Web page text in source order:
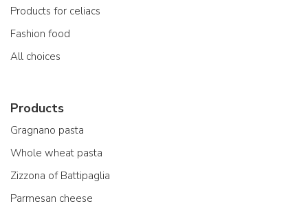
Products for celiacs
Fashion food
All choices
Products
Gragnano pasta
Whole wheat pasta
Zizzona of Battipaglia
Parmesan cheese